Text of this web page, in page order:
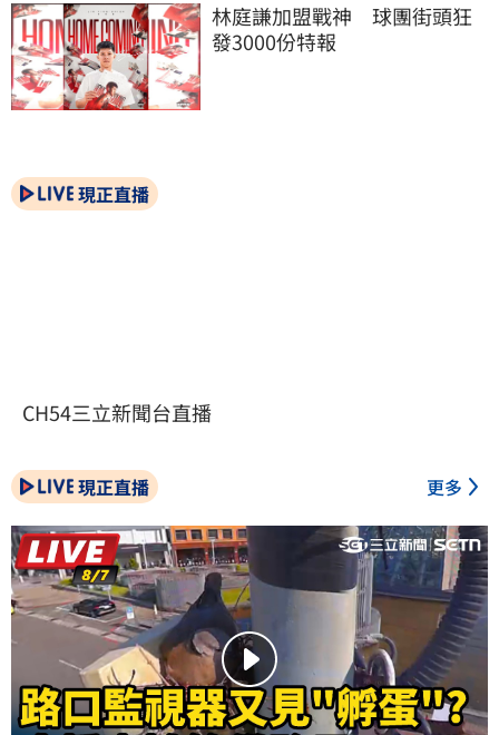
林庭謙加盟戰神　球團街頭狂
發3000份特報
現正直播
CH54三立新聞台直播
現正直播 更多